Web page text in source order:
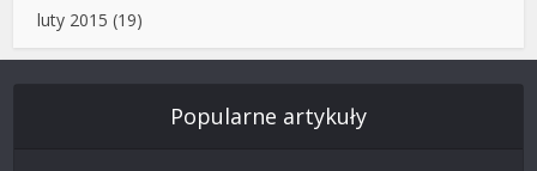
luty 2015 (19)
Popularne artykuły